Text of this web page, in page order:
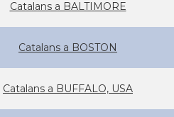
Catalans a BALTIMORE
Catalans a BOSTON
Catalans a BUFFALO, USA